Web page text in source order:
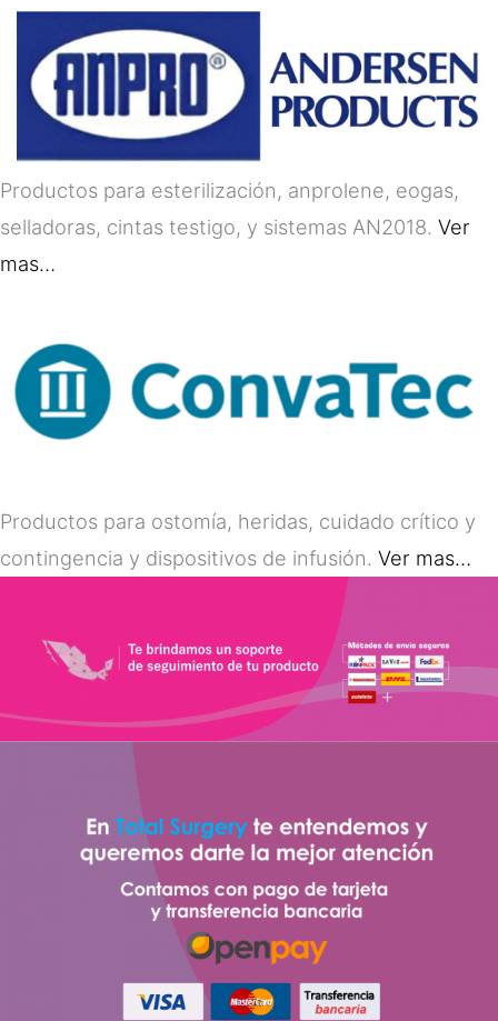
Productos para esterilización, anprolene, eogas,
selladoras, cintas testigo, y sistemas AN2018. Ver
mas…
Productos para ostomía, heridas, cuidado crítico y
contingencia y dispositivos de infusión. Ver mas…